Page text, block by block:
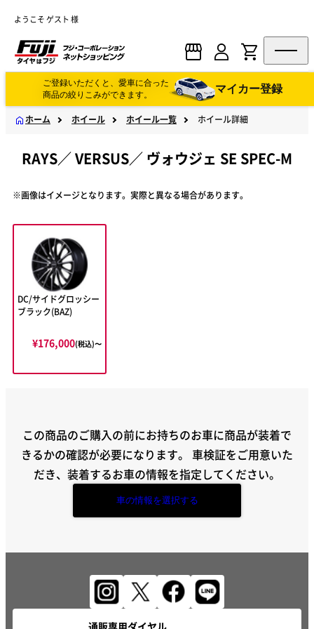
ようこそ ゲスト 様
ご登録いただくと、愛車に合った
商品の絞りこみができます。
マイカー登録
ホーム ホイール ホイール一覧 ホイール詳細
RAYS／VERSUS／ ヴォウジェ SE SPEC-M
※画像はイメージとなります。実際と異なる場合があります。
DC/サイドグロッシー
ブラック(BAZ)
¥176,000(税込)〜
この商品のご購入の前にお持ちのお車に商品が装着で
きるかの確認が必要になります。 車検証をご用意いた
だき、装着するお車の情報を指定してください。
車の情報を選択する
通販専用ダイヤル